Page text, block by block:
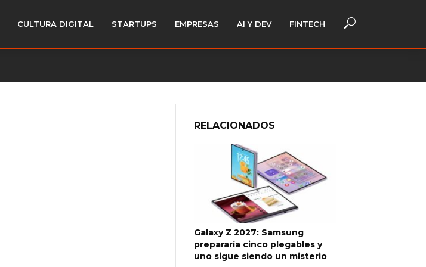
CULTURA DIGITAL STARTUPS EMPRESAS AI Y DEV FINTECH
RELACIONADOS
Galaxy Z 2027: Samsung
prepararía cinco plegables y
uno sigue siendo un misterio